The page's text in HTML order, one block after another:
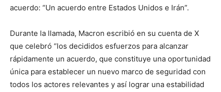
acuerdo: “Un acuerdo entre Estados Unidos e Irán”.
Durante la llamada, Macron escribió en su cuenta de X
que celebró “los decididos esfuerzos para alcanzar
rápidamente un acuerdo, que constituye una oportunidad
única para establecer un nuevo marco de seguridad con
todos los actores relevantes y así lograr una estabilidad